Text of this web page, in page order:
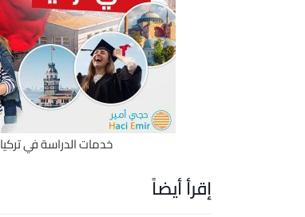
خدمات الدراسة في تركيا
إقرأ أيضاً